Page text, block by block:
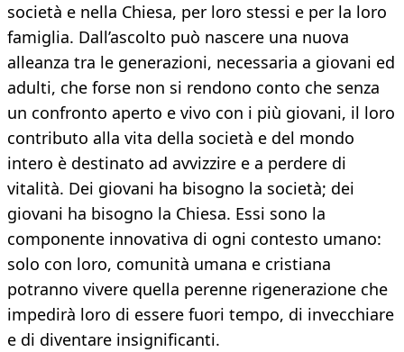
società e nella Chiesa, per loro stessi e per la loro
famiglia. Dall’ascolto può nascere una nuova
alleanza tra le generazioni, necessaria a giovani ed
adulti, che forse non si rendono conto che senza
un confronto aperto e vivo con i più giovani, il loro
contributo alla vita della società e del mondo
intero è destinato ad avvizzire e a perdere di
vitalità. Dei giovani ha bisogno la società; dei
giovani ha bisogno la Chiesa. Essi sono la
componente innovativa di ogni contesto umano:
solo con loro, comunità umana e cristiana
potranno vivere quella perenne rigenerazione che
impedirà loro di essere fuori tempo, di invecchiare
e di diventare insignificanti.